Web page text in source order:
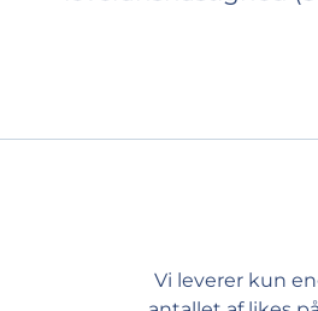
Vi leverer kun